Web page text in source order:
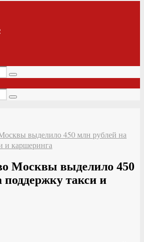
Поиск
Поиск
выделило 450 млн рублей на
и каршеринга
Москвы выделило 450
поддержку такси и